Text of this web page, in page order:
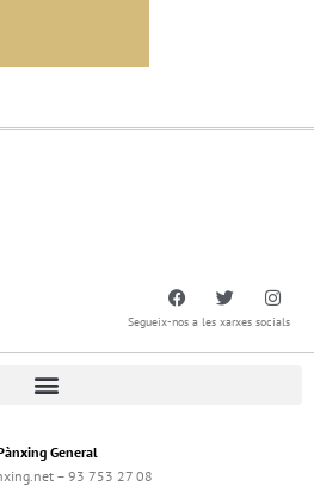
Segueix-nos a les xarxes socials
General
– 93 753 27 08